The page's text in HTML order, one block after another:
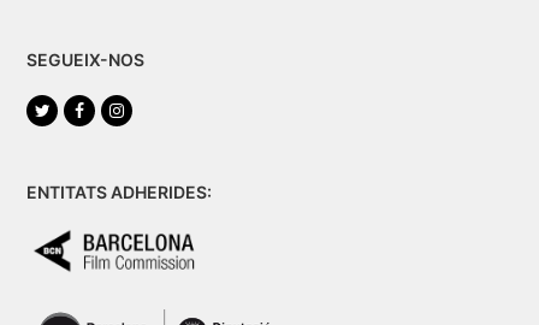
SEGUEIX-NOS
TwitterFacebookInstagram
ENTITATS ADHERIDES: